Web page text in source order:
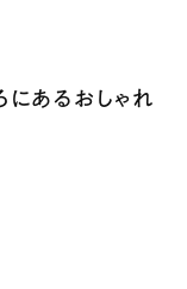
にあるおしゃれ